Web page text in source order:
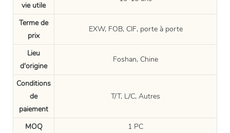
vie utile
Terme de
prix
EXW, FOB, CIF, porte à porte
Lieu
d'origine
Foshan, Chine
Conditions
de
paiement
T/T, L/C, Autres
MOQ
1 PC